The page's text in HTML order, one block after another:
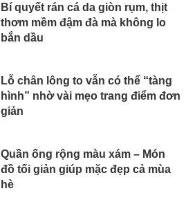
Bí quyết rán cá da giòn rụm, thịt
thơm mềm đậm đà mà không lo
bắn dầu
Lỗ chân lông to vẫn có thể “tàng
hình” nhờ vài mẹo trang điểm đơn
giản
Quần ống rộng màu xám – Món
đồ tối giản giúp mặc đẹp cả mùa
hè